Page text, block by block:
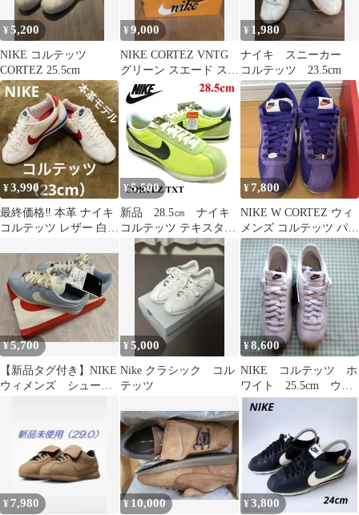
¥5,200
NIKE コルテッツ
CORTEZ 25.5cm
¥9,000
NIKE CORTEZ VNTG
グリーン スエード スニ
ーカー 26.5cm
¥ 1,980
ナイキ スニーカー
コルテッツ 23.5cm
¥3,990
最終価格‼️ 本革 ナイキ
コルテッツ レザー 白
¥5,500
新品 28.5㎝ ナイキ
コルテッツ テキスタイ
ル イエロー ブラッ
¥7,800
NIKE W CORTEZ ウィ
メンズ コルテッツ パー
プル 25.5cm
¥5,700
【新品タグ付き】NIKE
ウィメンズ シュー
¥5,000
Nike クラシック コル
テッツ
¥8,600
NIKE コルテッツ ホ
ワイト 25.5cm ウィ
メンズ
¥ 7,980 ¥10,000 ¥3,800